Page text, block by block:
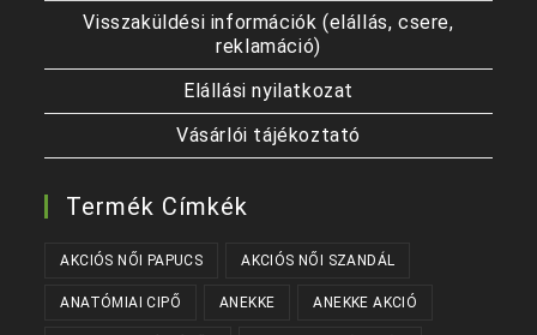
Visszaküldési információk (elállás, csere,
reklamáció)
Elállási nyilatkozat
Vásárlói tájékoztató
Termék Címkék
AKCIÓS NŐI PAPUCS AKCIÓS NŐI SZANDÁL
ANATÓMIAI CIPŐ ANEKKE ANEKKE AKCIÓ